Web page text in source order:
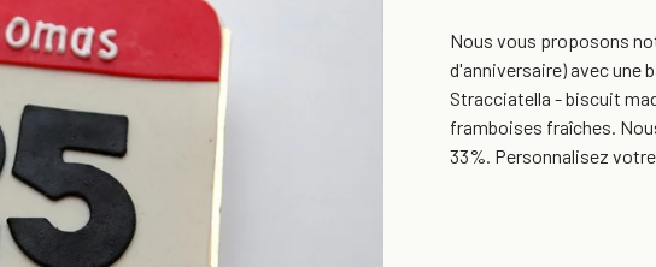
Nous vous proposons
d'anniversaire) avec une
Stracciatella - biscuit
framboises fraîches.
33%. Personnalisez